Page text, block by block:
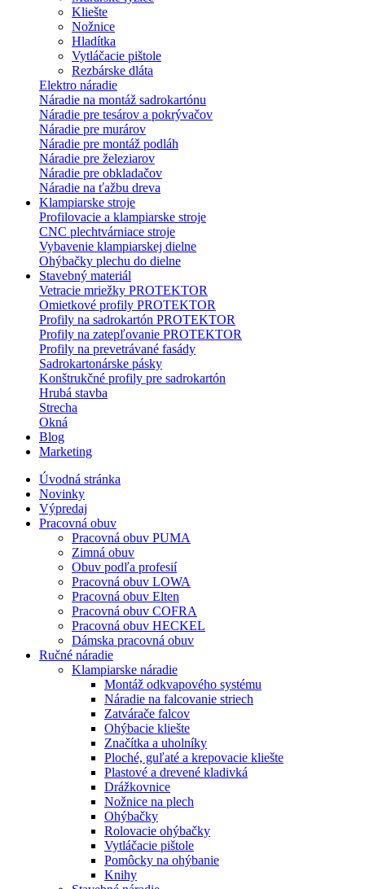
Kliešte
Nožnice
Hladítka
Vytláčacie pištole
Rezbárske dláta
Elektro náradie
Náradie na montáž sadrokartónu
Náradie pre tesárov a pokrývačov
Náradie pre murárov
Náradie pre montáž podláh
Náradie pre železiarov
Náradie pre obkladačov
Náradie na ťažbu dreva
Klampiarske stroje
Profilovacie a klampiarske stroje
CNC plechtvárniace stroje
Vybavenie klampiarskej dielne
Ohýbačky plechu do dielne
Stavebný materiál
Vetracie mriežky PROTEKTOR
Omietkové profily PROTEKTOR
Profily na sadrokartón PROTEKTOR
Profily na zatepľovanie PROTEKTOR
Profily na prevetrávané fasády
Sadrokartonárske pásky
Konštrukčné profily pre sadrokartón
Hrubá stavba
Strecha
Okná
Blog
Marketing
Úvodná stránka
Novinky
Výpredaj
Pracovná obuv
Pracovná obuv PUMA
Zimná obuv
Obuv podľa profesií
Pracovná obuv LOWA
Pracovná obuv Elten
Pracovná obuv COFRA
Pracovná obuv HECKEL
Dámska pracovná obuv
Ručné náradie
Klampiarske náradie
Montáž odkvapového systému
Náradie na falcovanie striech
Zatvárače falcov
Ohýbacie kliešte
Značítka a uholníky
Ploché, guľaté a krepovacie kliešte
Plastové a drevené kladivká
Drážkovnice
Nožnice na plech
Ohýbačky
Rolovacie ohýbačky
Vytláčacie pištole
Pomôcky na ohýbanie
Knihy